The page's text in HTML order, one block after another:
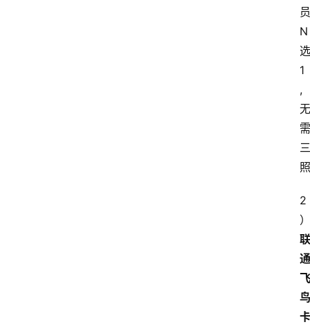
员
N
选
1
,
无
需
三
照
2
）
联
通
飞
鸟
卡